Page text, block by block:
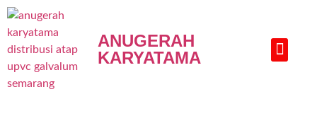
ANUGERAH
KARYATAMA